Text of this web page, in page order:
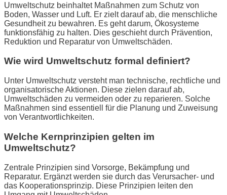
Umweltschutz beinhaltet Maßnahmen zum Schutz von
Boden, Wasser und Luft. Er zielt darauf ab, die menschliche
Gesundheit zu bewahren. Es geht darum, Ökosysteme
funktionsfähig zu halten. Dies geschieht durch Prävention,
Reduktion und Reparatur von Umweltschäden.
Wie wird Umweltschutz formal definiert?
Unter Umweltschutz versteht man technische, rechtliche und
organisatorische Aktionen. Diese zielen darauf ab,
Umweltschäden zu vermeiden oder zu reparieren. Solche
Maßnahmen sind essentiell für die Planung und Zuweisung
von Verantwortlichkeiten.
Welche Kernprinzipien gelten im
Umweltschutz?
Zentrale Prinzipien sind Vorsorge, Bekämpfung und
Reparatur. Ergänzt werden sie durch das Verursacher- und
das Kooperationsprinzip. Diese Prinzipien leiten den